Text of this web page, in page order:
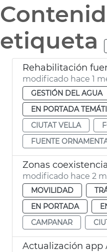
etiqueta
Rehabilitación
modificado hace 1
GESTIÓN DEL AGUA
EN PORTADA
CIUTAT VELLA
FUENTE
Zonas
modificado hace 2
MOVILIDAD
EN PORTADA
CAMPANAR
Actualización app